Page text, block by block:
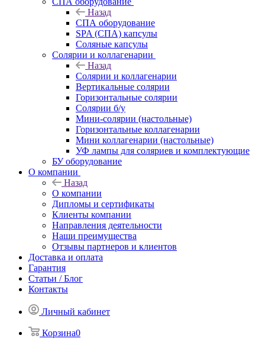
Назад
СПА оборудование
SPA (СПА) капсулы
Соляные капсулы
Солярии и коллагенарии
Назад
Солярии и коллагенарии
Вертикальные солярии
Горизонтальные солярии
Солярии б/у
Мини-солярии (настольные)
Горизонтальные коллагенарии
Мини коллагенарии (настольные)
УФ лампы для соляриев и комплектующие
БУ оборудование
О компании
Назад
О компании
Дипломы и сертификаты
Клиенты компании
Направления деятельности
Наши преимущества
Отзывы партнеров и клиентов
Доставка и оплата
Гарантия
Статьи / Блог
Контакты
Личный кабинет
Корзина0